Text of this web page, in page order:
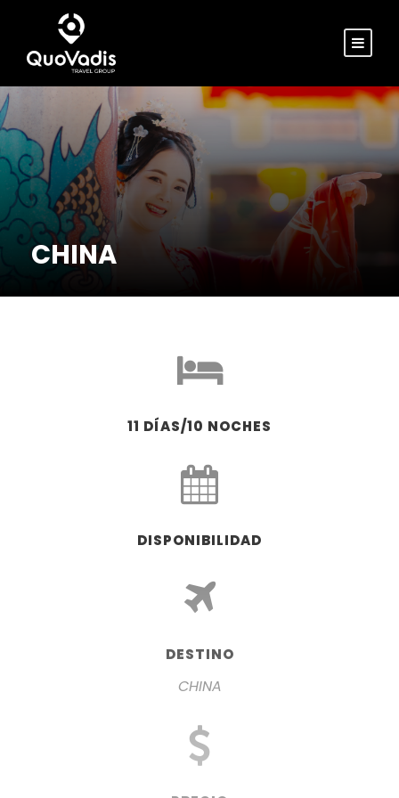
CHINA
11 DÍAS/10 NOCHES
DISPONIBILIDAD
DESTINO
CHINA